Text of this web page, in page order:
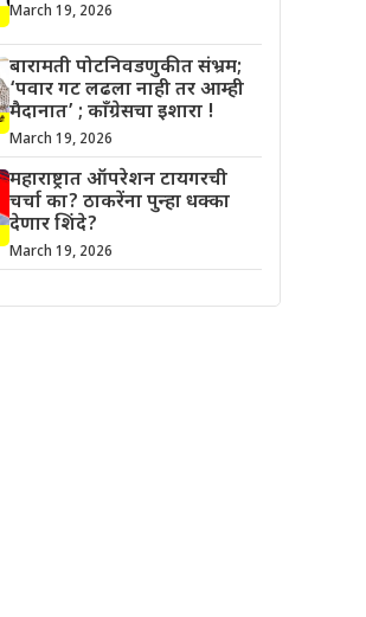
March 19, 2026
बारामती पोटनिवडणुकीत संभ्रम;
‘पवार गट लढला नाही तर आम्ही
मैदानात’ ; काँग्रेसचा इशारा !
March 19, 2026
महाराष्ट्रात ऑपरेशन टायगरची
चर्चा का? ठाकरेंना पुन्हा धक्का
देणार शिंदे?
March 19, 2026